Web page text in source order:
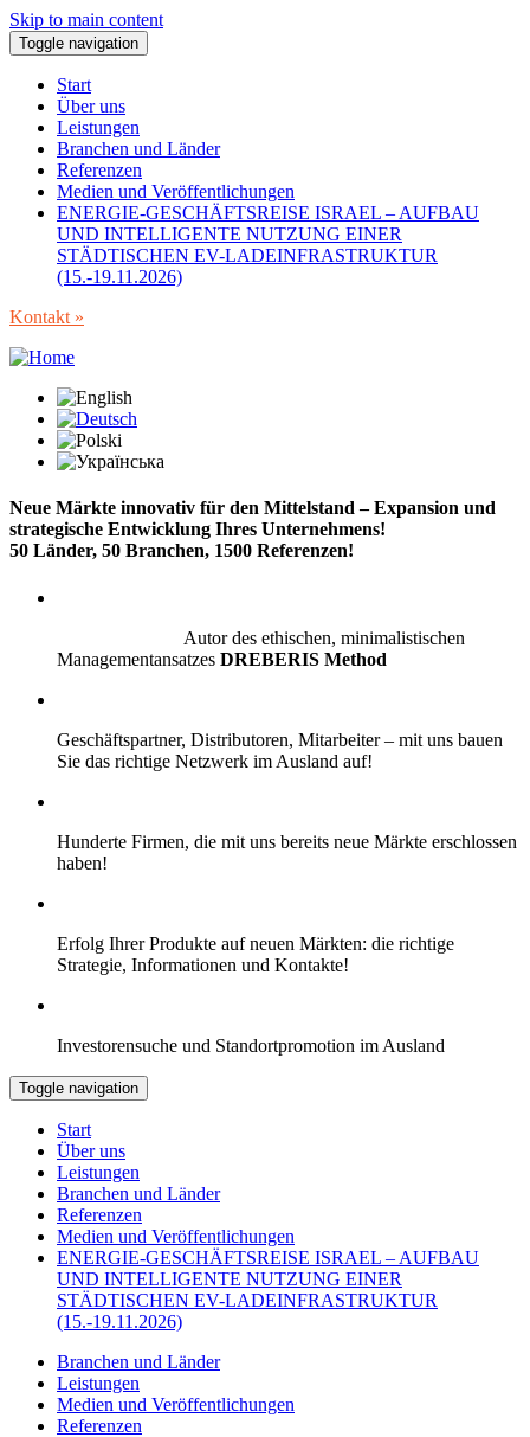
Skip to main content
Toggle navigation
Start
Über uns
Leistungen
Branchen und Länder
Referenzen
Medien und Veröffentlichungen
ENERGIE-GESCHÄFTSREISE ISRAEL – AUFBAU
UND INTELLIGENTE NUTZUNG EINER
STÄDTISCHEN EV-LADEINFRASTRUKTUR
(15.-19.11.2026)
Kontakt »
Neue Märkte innovativ für den Mittelstand – Expansion und
strategische Entwicklung Ihres Unternehmens!
50 Länder, 50 Branchen, 1500 Referenzen!
Autor des ethischen, minimalistischen
Managementansatzes DREBERIS Method
Geschäftspartner, Distributoren, Mitarbeiter – mit uns bauen
Sie das richtige Netzwerk im Ausland auf!
Hunderte Firmen, die mit uns bereits neue Märkte erschlossen
haben!
Erfolg Ihrer Produkte auf neuen Märkten: die richtige
Strategie, Informationen und Kontakte!
Investorensuche und Standortpromotion im Ausland
Toggle navigation
Start
Über uns
Leistungen
Branchen und Länder
Referenzen
Medien und Veröffentlichungen
ENERGIE-GESCHÄFTSREISE ISRAEL – AUFBAU
UND INTELLIGENTE NUTZUNG EINER
STÄDTISCHEN EV-LADEINFRASTRUKTUR
(15.-19.11.2026)
Branchen und Länder
Leistungen
Medien und Veröffentlichungen
Referenzen